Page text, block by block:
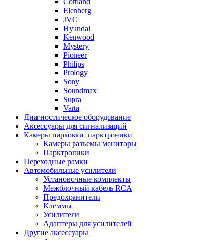
Cortland
Elenberg
JVC
Hyundai
Kenwood
Mystery
Pioneer
Philips
Prology
Sony
Soundmax
Supra
Varta
Диагностическое оборудование
Аксессуары для сигнализаций
Камеры парковки, парктроники
Камеры разъемы мониторы
Парктроники
Переходные рамки
Автомобильные усилители
Установочные комплекты
Межблочный кабель RCA
Предохранители
Клеммы
Усилители
Адаптеры для усилителей
Другие аксессуары